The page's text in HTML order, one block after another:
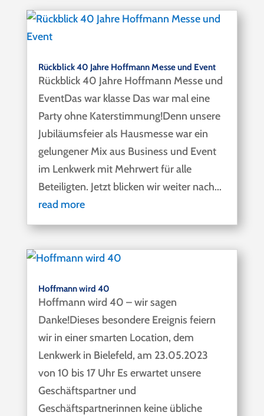
Rückblick 40 Jahre Hoffmann Messe und Event
Rückblick 40 Jahre Hoffmann Messe und
EventDas war klasse Das war mal eine
Party ohne Katerstimmung!Denn unsere
Jubiläumsfeier als Hausmesse war ein
gelungener Mix aus Business und Event
im Lenkwerk mit Mehrwert für alle
Beteiligten. Jetzt blicken wir weiter nach...
read more
Hoffmann wird 40
Hoffmann wird 40 – wir sagen
Danke!Dieses besondere Ereignis feiern
wir in einer smarten Location, dem
Lenkwerk in Bielefeld, am 23.05.2023
von 10 bis 17 Uhr Es erwartet unsere
Geschäftspartner und
Geschäftspartnerinnen keine übliche